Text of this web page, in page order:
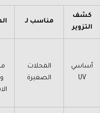
كشف
التزوير
مناسب لـ
أساسي
UV
المحلات
الصغيرة